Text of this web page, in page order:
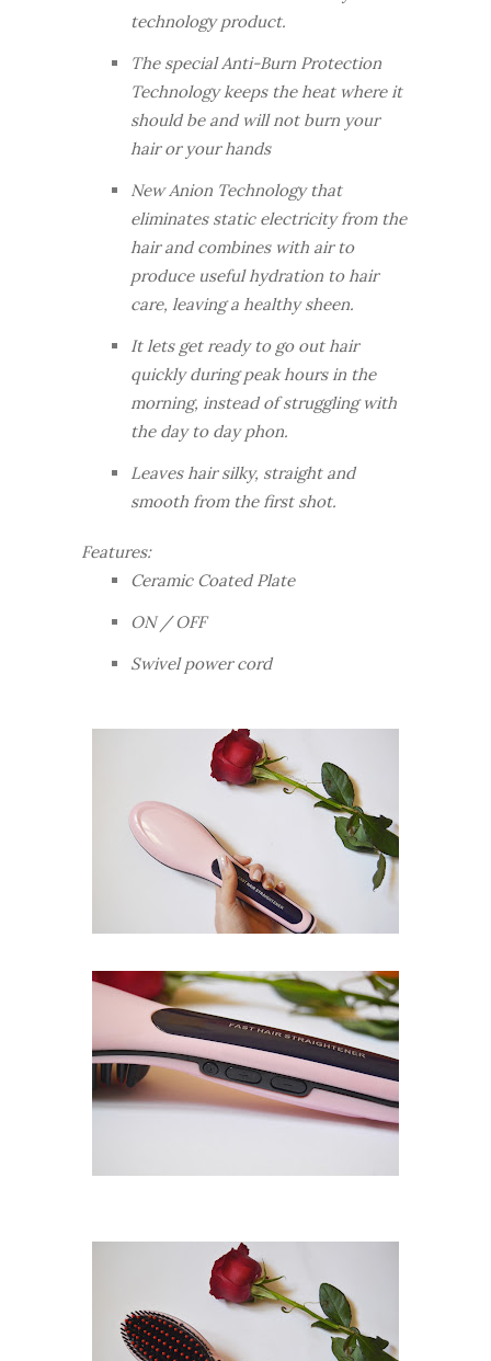
technology product.
The special Anti-Burn Protection
Technology keeps the heat where it
should be and will not burn your
hair or your hands
New Anion Technology that
eliminates static electricity from the
hair and combines with air to
produce useful hydration to hair
care, leaving a healthy sheen.
It lets get ready to go out hair
quickly during peak hours in the
morning, instead of struggling with
the day to day phon.
Leaves hair silky, straight and
smooth from the first shot.
Features:
Ceramic Coated Plate
ON / OFF
Swivel power cord